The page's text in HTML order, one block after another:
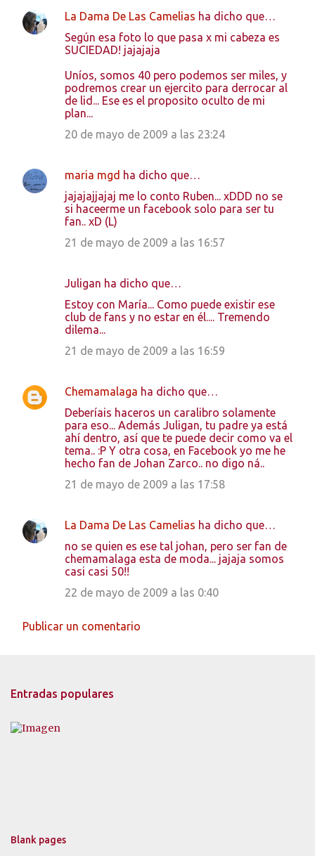
C
i
La Dama De Las Camelias ha dicho que…
Según esa foto lo que pasa x mi cabeza es
SUCIEDAD! jajajaja
Uníos, somos 40 pero podemos ser miles, y
podremos crear un ejercito para derrocar al
de lid... Ese es el proposito oculto de mi
plan...
20 de mayo de 2009 a las 23:24
maria mgd ha dicho que…
jajajajjajaj me lo conto Ruben... xDDD no se
si haceerme un facebook solo para ser tu
fan.. xD (L)
21 de mayo de 2009 a las 16:57
Juligan ha dicho que…
Estoy con María... Como puede existir ese
club de fans y no estar en él.... Tremendo
dilema...
21 de mayo de 2009 a las 16:59
Chemamalaga ha dicho que…
Deberíais haceros un caralibro solamente
para eso... Además Juligan, tu padre ya está
ahí dentro, así que te puede decir como va el
tema.. :P Y otra cosa, en Facebook yo me he
hecho fan de Johan Zarco.. no digo ná..
21 de mayo de 2009 a las 17:58
La Dama De Las Camelias ha dicho que…
no se quien es ese tal johan, pero ser fan de
chemamalaga esta de moda... jajaja somos
casi casi 50!!
22 de mayo de 2009 a las 0:40
Publicar un comentario
Entradas populares
Blank pages